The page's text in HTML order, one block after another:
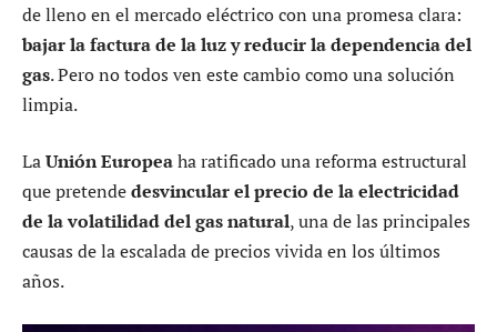
de lleno en el mercado eléctrico con una promesa clara:
bajar la factura de la luz y reducir la dependencia del
gas. Pero no todos ven este cambio como una solución
limpia.
LaUnión Europeaha ratificado una reforma estructural
que pretendedesvincular el precio de la electricidad
de la volatilidad del gas natural, una de las principales
causas de la escalada de precios vivida en los últimos
años.